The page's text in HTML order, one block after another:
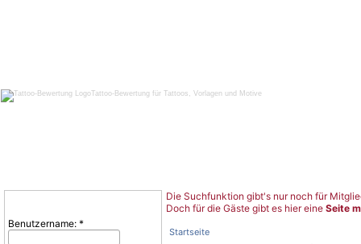
Tattoo-Bewertung für Tattoos, Vorlagen und Motive
Benutzername: *
Die Suchfunktion gibt's nur noch für
Doch für die Gäste gibt es hier eine Seite
Startseite